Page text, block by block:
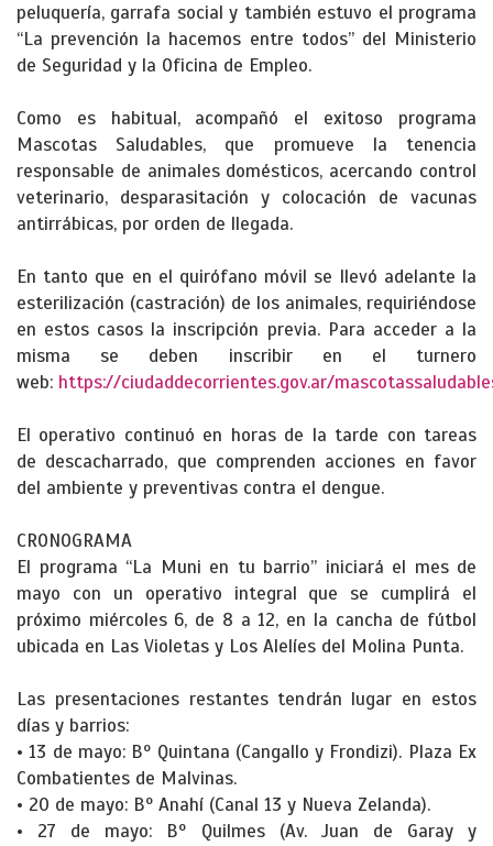
peluquería, garrafa social y también estuvo el programa
“La prevención la hacemos entre todos” del Ministerio
de Seguridad y la Oficina de Empleo.
Como es habitual, acompañó el exitoso programa
Mascotas Saludables, que promueve la tenencia
responsable de animales domésticos, acercando control
veterinario, desparasitación y colocación de vacunas
antirrábicas, por orden de llegada.
En tanto que en el quirófano móvil se llevó adelante la
esterilización (castración) de los animales, requiriéndose
en estos casos la inscripción previa. Para acceder a la
misma se deben inscribir en el turnero
web: https://ciudaddecorrientes.gov.ar/
El operativo continuó en horas de la tarde con tareas
de descacharrado, que comprenden acciones en favor
del ambiente y preventivas contra el dengue.
CRONOGRAMA
El programa “La Muni en tu barrio” iniciará el mes de
mayo con un operativo integral que se cumplirá el
próximo miércoles 6, de 8 a 12, en la cancha de fútbol
ubicada en Las Violetas y Los Alelíes del Molina Punta.
Las presentaciones restantes tendrán lugar en estos
días y barrios:
• 13 de mayo: Bº Quintana (Cangallo y Frondizi). Plaza Ex
Combatientes de Malvinas.
• 20 de mayo: Bº Anahí (Canal 13 y Nueva Zelanda).
• 27 de mayo: Bº Quilmes (Av. Juan de Garay y